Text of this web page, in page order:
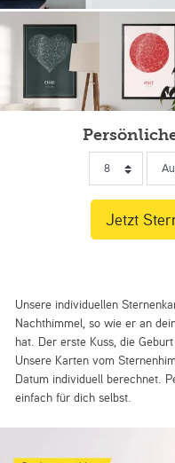
Unsere individuellen
Nachthimmel, so wie er an
hat. Der erste Kuss, die
Unsere Karten vom
Datum individuell berechnet.
einfach für dich selbst.